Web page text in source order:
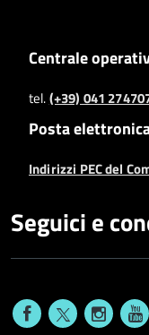
Centrale
tel.(+39) 041
Posta
Indirizzi PEC del
Seguici e